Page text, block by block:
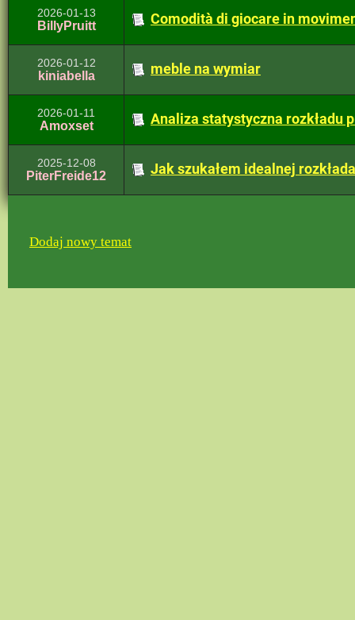
2026-01-13
BillyPruitt Comodità di giocare in
2026-01-12
kiniabella meble na wymiar
2026-01-11
Amoxset Analiza statystyczna rozkładu
2025-12-08
PiterFreide12 Jak szukałem idealnej
Dodaj nowy temat